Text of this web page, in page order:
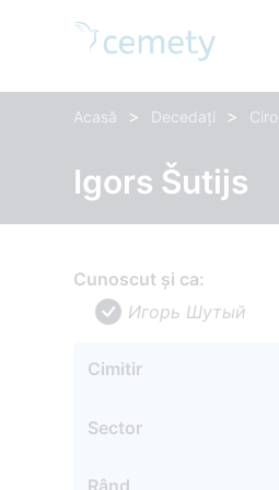
Acasă > Decedați >
Igors Šutijs
Cunoscut și ca:
Игорь Шутый
Cimitir
Sector